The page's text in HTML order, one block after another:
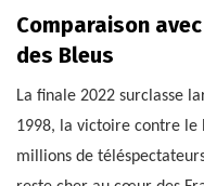
Comparaison
des Bleus
La finale 2022 surclasse
1998, la victoire contre le
millions de